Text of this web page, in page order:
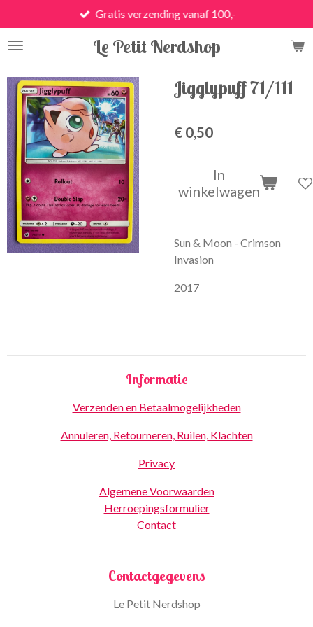
direct
naar
hoofdinhoud
Le Petit Nerdshop
Gratis verzending vanaf 100,-
Jigglypuff 71/111
€ 0,50
In
winkelwagen
Sun & Moon - Crimson
Invasion
2017
Informatie
Verzenden en Betaalmogelijkheden
Annuleren, Retourneren, Ruilen, Klachten
Privacy
Algemene Voorwaarden
Herroepingsformulier
Contact
Contactgegevens
Le Petit Nerdshop